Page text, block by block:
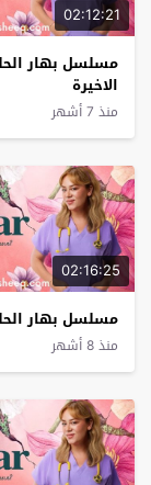
02:12:21
الاخيرة
منذ 7 أشهر
02:16:25
مسلسل بهار
منذ 8 أشهر